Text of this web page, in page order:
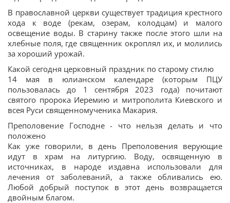
В православной церкви существует традиция крестного
хода к воде (рекам, озерам, колодцам) и малого
освещение воды. В старину также после этого шли на
хлебные поля, где священник окроплял их, и молились
за хороший урожай.
Какой сегодня церковный праздник по старому стилю
14 мая в юлианском календаре (которым ПЦУ
пользовалась до 1 сентября 2023 года) почитают
святого пророка Иеремию и митрополита Киевского и
всея Руси священномученика Макария.
Преполовение Господне - что нельзя делать и что
положено
Как уже говорили, в день Преполовения верующие
идут в храм на литургию. Воду, освященную в
источниках, в народе издавна использовали для
лечения от заболеваний, а также обливались ею.
Любой добрый поступок в этот день возвращается
двойным благом.